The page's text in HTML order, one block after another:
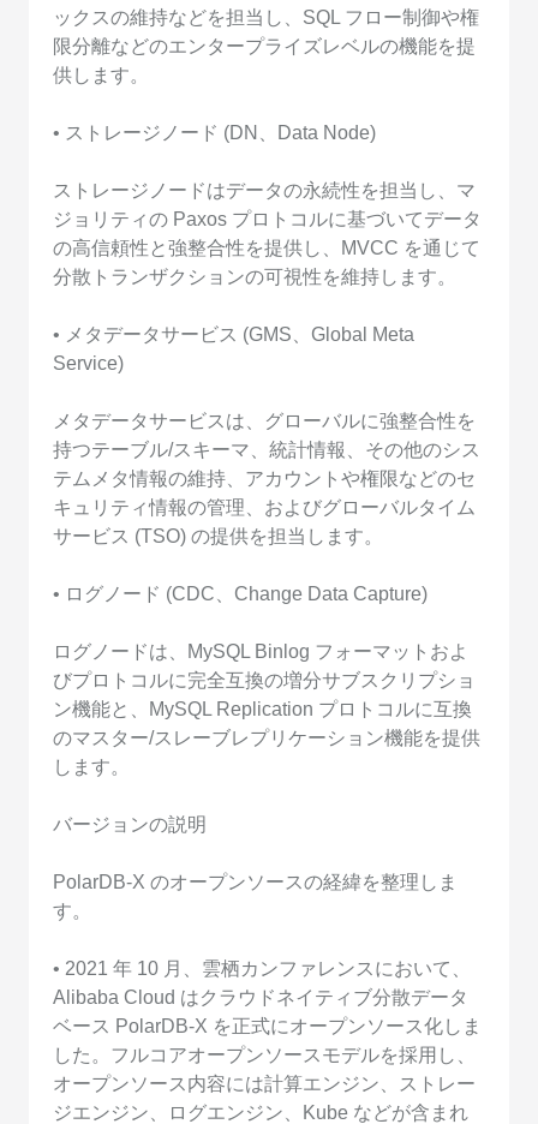
ックスの維持などを担当し、SQL フロー制御や権
限分離などのエンタープライズレベルの機能を提
供します。
• ストレージノード (DN、Data Node)
ストレージノードはデータの永続性を担当し、マ
ジョリティの Paxos プロトコルに基づいてデータ
の高信頼性と強整合性を提供し、MVCC を通じて
分散トランザクションの可視性を維持します。
• メタデータサービス (GMS、Global Meta
Service)
メタデータサービスは、グローバルに強整合性を
持つテーブル/スキーマ、統計情報、その他のシス
テムメタ情報の維持、アカウントや権限などのセ
キュリティ情報の管理、およびグローバルタイム
サービス (TSO) の提供を担当します。
• ログノード (CDC、Change Data Capture)
ログノードは、MySQL Binlog フォーマットおよ
びプロトコルに完全互換の増分サブスクリプショ
ン機能と、MySQL Replication プロトコルに互換
のマスター/スレーブレプリケーション機能を提供
します。
バージョンの説明
PolarDB-X のオープンソースの経緯を整理しま
す。
• 2021 年 10 月、雲栖カンファレンスにおいて、
Alibaba Cloud はクラウドネイティブ分散データ
ベース PolarDB-X を正式にオープンソース化しま
した。フルコアオープンソースモデルを採用し、
オープンソース内容には計算エンジン、ストレー
ジエンジン、ログエンジン、Kube などが含まれ